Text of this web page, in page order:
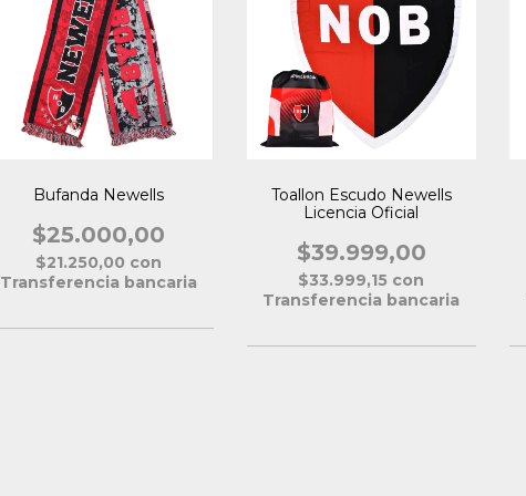
Bufanda Newells
$25.000,00
$21.250,00 con
Transferencia bancaria
Toallon Escudo Newells
Licencia Oficial
$39.999,00
$33.999,15 con
Transferencia bancaria